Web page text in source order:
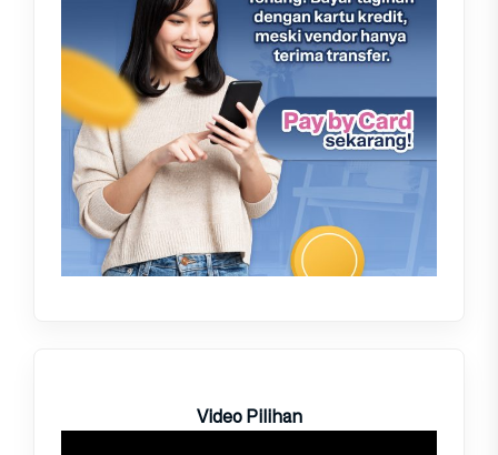
Video Pilihan